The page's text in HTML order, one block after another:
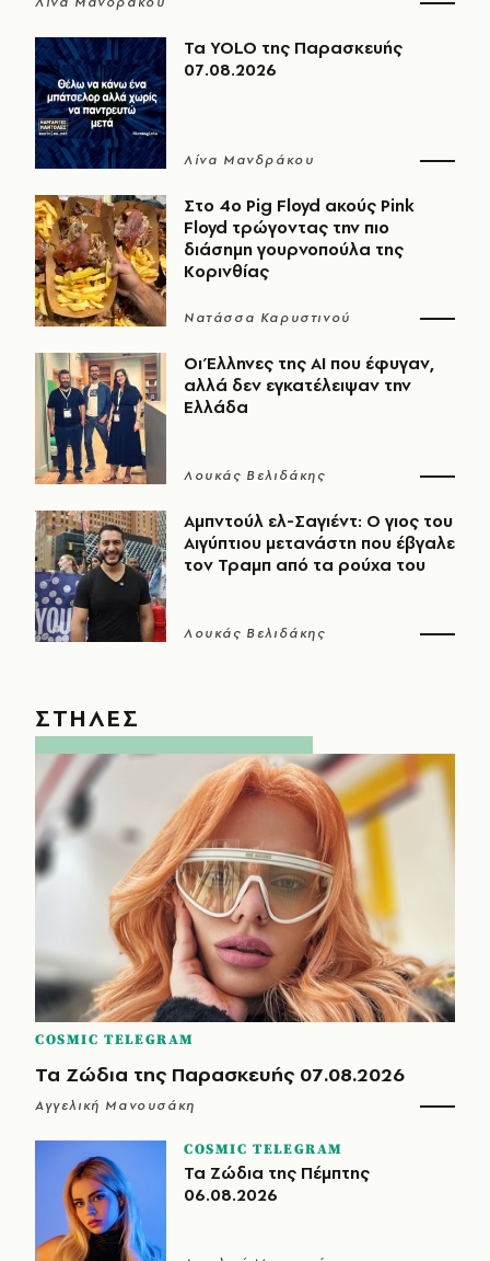
Τα YOLO της Παρασκευής
07.08.2026
Λίνα Μανδράκου
Στο 4ο Pig Floyd ακούς Pink
Floyd τρώγοντας την πιο
διάσημη γουρνοπούλα της
Κορινθίας
Νατάσσα Καρυστινού
Οι Έλληνες της ΑΙ που έφυγαν,
αλλά δεν εγκατέλειψαν την
Ελλάδα
Λουκάς Βελιδάκης
Αμπντούλ ελ-Σαγιέντ: Ο γιος του
Αιγύπτιου μετανάστη που έβγαλε
τον Τραμπ από τα ρούχα του
Λουκάς Βελιδάκης
ΣΤΗΛΕΣ
COSMIC TELEGRAM
Τα Ζώδια της Παρασκευής 07.08.2026
Αγγελική Μανουσάκη
COSMIC TELEGRAM
Τα Ζώδια της Πέμπτης
06.08.2026